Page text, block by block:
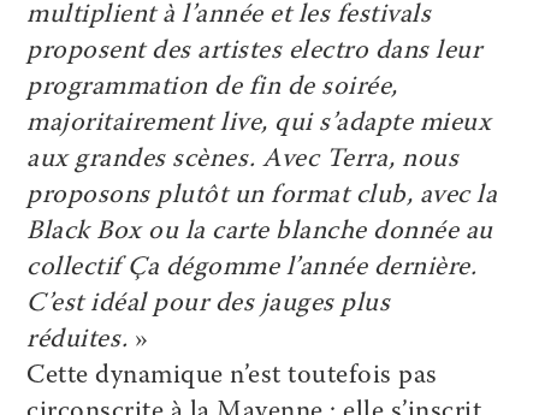
multiplient à l’année et les festivals
proposent des artistes electro dans leur
programmation de fin de soirée,
majoritairement live, qui s’adapte mieux
aux grandes scènes. Avec Terra, nous
proposons plutôt un format club, avec la
Black Box ou la carte blanche donnée au
collectif Ça dégomme l’année dernière.
C’est idéal pour des jauges plus
réduites. »
Cette dynamique n’est toutefois pas